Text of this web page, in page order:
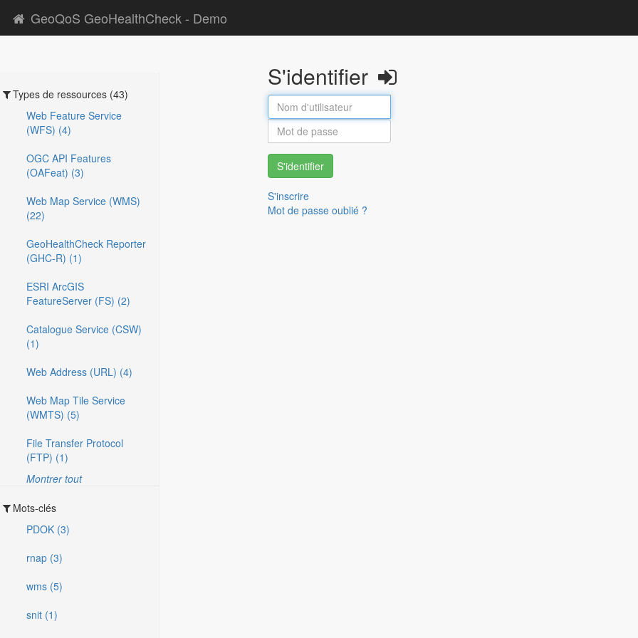
GeoQoS GeoHealthCheck - Demo
Types de ressources (43)
Web Feature Service
(WFS) (4)
OGC API Features
(OAFeat) (3)
Web Map Service (WMS)
(22)
GeoHealthCheck Reporter
(GHC-R) (1)
ESRI ArcGIS
FeatureServer (FS) (2)
Catalogue Service (CSW)
(1)
Web Address (URL) (4)
Web Map Tile Service
(WMTS) (5)
File Transfer Protocol
(FTP) (1)
Montrer tout
Mots-clés
PDOK (3)
rnap (3)
wms (5)
snit (1)
S'identifier
S'identifier
S'inscrire
Mot de passe oublié ?